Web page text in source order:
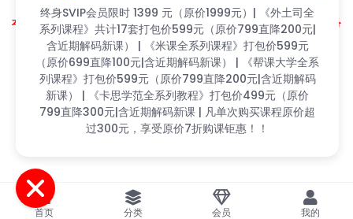
❅
❅
❅
❅
❅
❅
❅
❅
Copyright © 2023找课程网- All rights reserved
本站支持课程资源互换，优质课程资源互换请联系微信在线客服：zkcw598 (备
注：课程互换)
闽ICP备2022077749号
首页 分类 会员 我的
终身SVIP会员限时 1399 元（原价1999元）| 《外土司全
系列课程》共计17套打包价599元（原价799直降200元|
含近期解码新课） | 《米课全系列课程》打包价599元
（原价699直降100元|含近期解码新课） | 《帮课大学全系
列课程》打包价599元（原价799直降200元|含近期解码
新课） | 《卡思学范全系列教程》打包价499元（原价
799直降300元|含近期解码新课 | 凡单次购买课程原价超
过300元，享受原价7折购课钜惠！！